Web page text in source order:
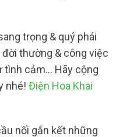
trọng & quý phái
thường & công việc
tình cảm… Hãy cộng
nhé! Điện Hoa Khai
nối gắn kết những